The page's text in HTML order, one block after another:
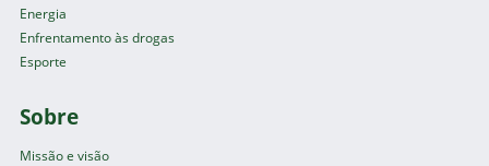
Energia
Enfrentamento às drogas
Esporte
Sobre
Missão e visão